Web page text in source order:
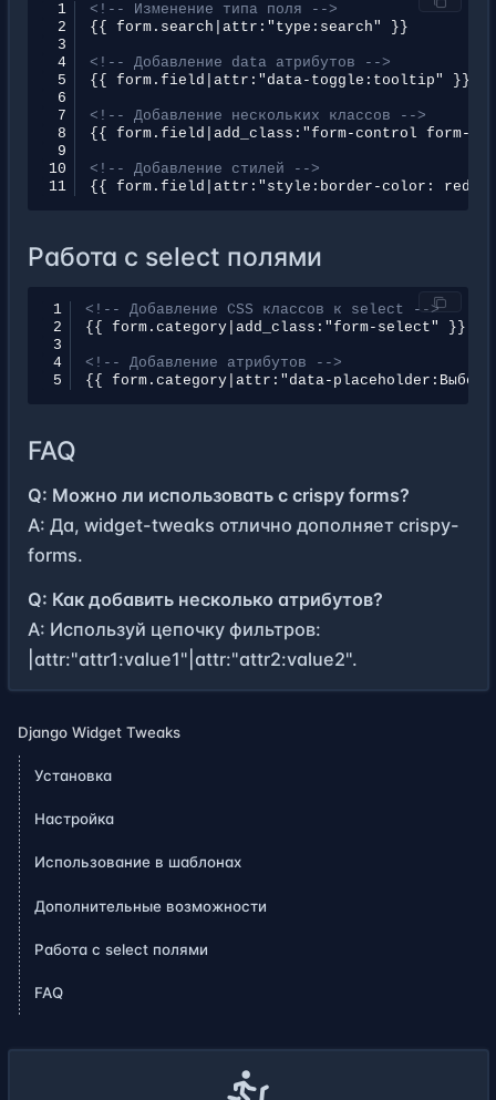
1
<!-- Изменение типа поля -->
2
3
4
<!-- Добавление data атрибутов -->
5
6
7
<!-- Добавление нескольких классов -->
8
9
10
<!-- Добавление стилей -->
11
Работа с select полями
1
<!-- Добавление CSS классов к select -->
2
3
4
<!-- Добавление атрибутов -->
5
FAQ
Q: Можно ли использовать с crispy forms?
A: Да, widget-tweaks отлично дополняет crispy-
forms.
Q: Как добавить несколько атрибутов?
A: Используй цепочку фильтров:
|attr:"attr1:value1"|attr:"attr2:value2".
Django Widget Tweaks
Установка
Настройка
Использование в шаблонах
Дополнительные возможности
Работа с select полями
FAQ